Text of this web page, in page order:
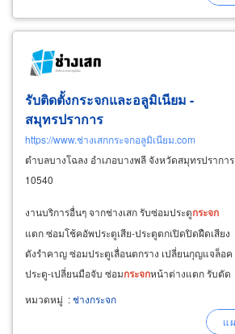
รับติดตั้งกระจกและอลูมิเนียม -
สมุทรปราการ
https://www.ช่างเสกกระจกอลูมิเนียม.com
ตำบลบางโฉลง อำเภอบางพลี จังหวัดสมุทรปราการ
10540
งานบริการอื่นๆ จากช่างเสก รับซ่อมประตูกระจก
แตก ซ่อมโช้คอัพประตูเสีย-ประตูตกเปิดปิดฝืดเสียง
ดังรำคาญ ซ่อมประตูเลื่อนตกราง เปลี่ยนกุญแจล็อค
ประตู-เปลี่ยนมือจับ ซ่อมกระจกหน้าต่างแตก รับตัด
ตู้โชว์ ตัด
หมวดหมู่ :ช่างกระจก